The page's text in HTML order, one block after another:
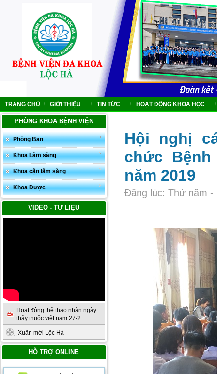
TRANG CHỦ GIỚI THIỆU TIN TỨC HOẠT ĐỘNG KHOA HỌC
PHÒNG KHOA BỆNH VIỆN
Phòng Ban
Khoa Lâm sàng
Khoa cận lâm sàng
Khoa Dược
VIDEO - TƯ LIỆU
Hoạt động thể thao nhân ngày
thầy thuốc việt nam 27-2
Xuân mới Lộc Hà
HỖ TRỢ ONLINE
Hội nghị
chức
năm 2019
Đăng lúc: Thứ năm